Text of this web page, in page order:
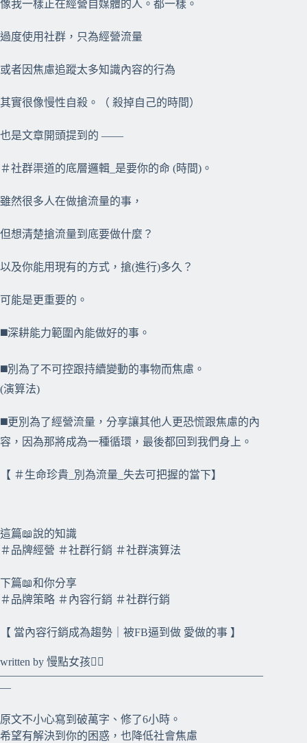
像我一樣正在經營自媒體的人。都一樣。
過度使用社群，只為經營流量
或者因焦慮追蹤太多知識內容的行為
其實很像慢性自殺。（ 殺掉自己的時間）
也是文章開頭提到的 ——
＃社群渠道的底層邏輯_是要你的命 (時間)。
雖然很多人在做搶流量的事，
但想清楚搶流量到底要做什麼？
以及你能用現有的方式，搶(進行)多久？
可能是更重要的。
◼️深耕能力範圍內能做好的事。
◼️別為了不可控跟持續變動的事物而焦慮。
(演算法)
◼️更別為了經營流量，分享讓其他人更恐慌跟焦慮的內
容，因為那將成為一種循環，最後都回到我們身上。
【 ＃生命珍貴_別為流量_失去可把握的當下】
這篇📖說的知識
＃品牌經營 ＃社群行銷 ＃社群演算法
下篇📖和你分享
＃品牌策略 ＃內容行銷 ＃社群行銷
【 當內容行銷成為趨勢｜被FB逼到做 愛做的事 】
written by 慢點女孩✍🏻
————————————————————————
—
原文不小心寫到破萬字、修了6小時。
希望有解決到你的困惑，也降低社會焦慮